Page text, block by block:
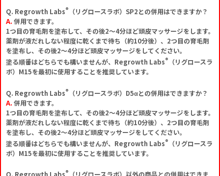
Q. Regrowth Labs® （リグロースラボ）SP2との併用はできますか？
A. 併用できます。
1つ目の育毛剤を塗布して、その後2～4分ほど頭皮マッサージをします。
薬剤が液だれしない程度に乾くまで待ち（約10分後）、2つ目の育毛剤
を塗布し、その後2～4分ほど頭皮マッサージをしてください。
塗る順番はどちらでも構いませんが、Regrowth Labs® （リグロースラ
ボ）M15を最初に使用することを推奨しています。
Q. Regrowth Labs® （リグロースラボ）D5αとの併用はできますか？
A. 併用できます。
1つ目の育毛剤を塗布して、その後2～4分ほど頭皮マッサージをします。
薬剤が液だれしない程度に乾くまで待ち（約10分後）、2つ目の育毛剤
を塗布し、その後2～4分ほど頭皮マッサージをしてください。
塗る順番はどちらでも構いませんが、Regrowth Labs® （リグロースラ
ボ）M15を最初に使用することを推奨しています。
®